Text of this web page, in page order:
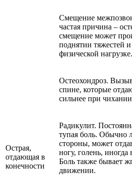
Смещение
частая причина –
смещение может
поднятии тяжестей
физической нагрузке.
Острая,
отдающая в
конечности
Остеохондроз.
спине, которые
сильнее при
Радикулит.
тупая боль. Обычно
стороны, может
ногу, голень,
Боль также бывает
движении.